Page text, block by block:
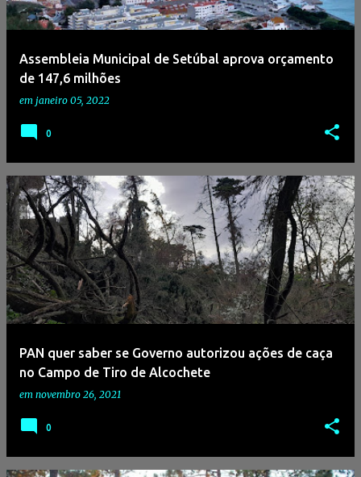
g
Assembleia Municipal de Setúbal aprova orçamento
de 147,6 milhões
em janeiro 05, 2022
0
PAN quer saber se Governo autorizou ações de caça
no Campo de Tiro de Alcochete
em novembro 26, 2021
0